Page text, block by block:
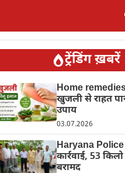
ट्रेंडिंग ख़बरें
Home
खुजली से राहत
उपाय
03.07.2026
Haryana Police
कार्रवाई, 53
बरामद